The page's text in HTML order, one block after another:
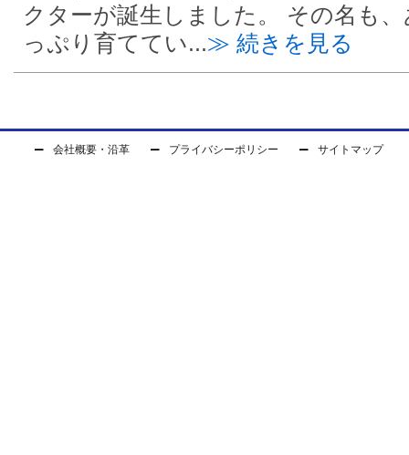
クターが誕生しました。 その名も
っぷり育ててい...≫ 続きを見る
会社概要・沿革 プライバシーポリシー サイトマップ